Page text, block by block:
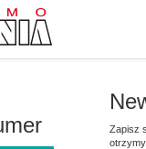
Zapisz